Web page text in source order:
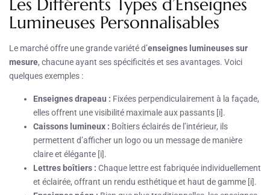
Les Différents Types d’Enseignes
Lumineuses Personnalisables
Le marché offre une grande variété d’enseignes lumineuses sur
mesure, chacune ayant ses spécificités et ses avantages. Voici
quelques exemples :
Enseignes drapeau : Fixées perpendiculairement à la façade,
elles offrent une visibilité maximale aux passants [i].
Caissons lumineux : Boîtiers éclairés de l’intérieur, ils
permettent d’afficher un logo ou un message de manière
claire et élégante [i].
Lettres boîtiers : Chaque lettre est fabriquée individuellement
et éclairée, offrant un rendu esthétique et haut de gamme [i].